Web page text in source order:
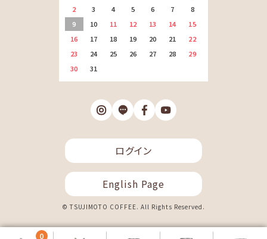
0
2
3 4 5 6 7
8
9
10 11 12 13 14
15
16
17 18 19 20 21
22
23
24 25 26 27 28
29
30
31
ログイン
English Page
© TSUJIMOTO COFFEE. All Rights Reserved.